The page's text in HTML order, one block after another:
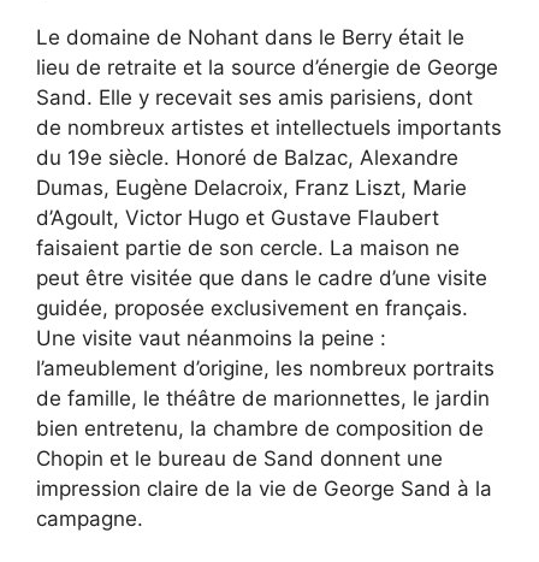
Le domaine de Nohant dans le Berry était le
lieu de retraite et la source d’énergie de George
Sand. Elle y recevait ses amis parisiens, dont
de nombreux artistes et intellectuels importants
du 19e siècle. Honoré de Balzac, Alexandre
Dumas, Eugène Delacroix, Franz Liszt, Marie
d’Agoult, Victor Hugo et Gustave Flaubert
faisaient partie de son cercle. La maison ne
peut être visitée que dans le cadre d’une visite
guidée, proposée exclusivement en français.
Une visite vaut néanmoins la peine :
l’ameublement d’origine, les nombreux portraits
de famille, le théâtre de marionnettes, le jardin
bien entretenu, la chambre de composition de
Chopin et le bureau de Sand donnent une
impression claire de la vie de George Sand à la
campagne.